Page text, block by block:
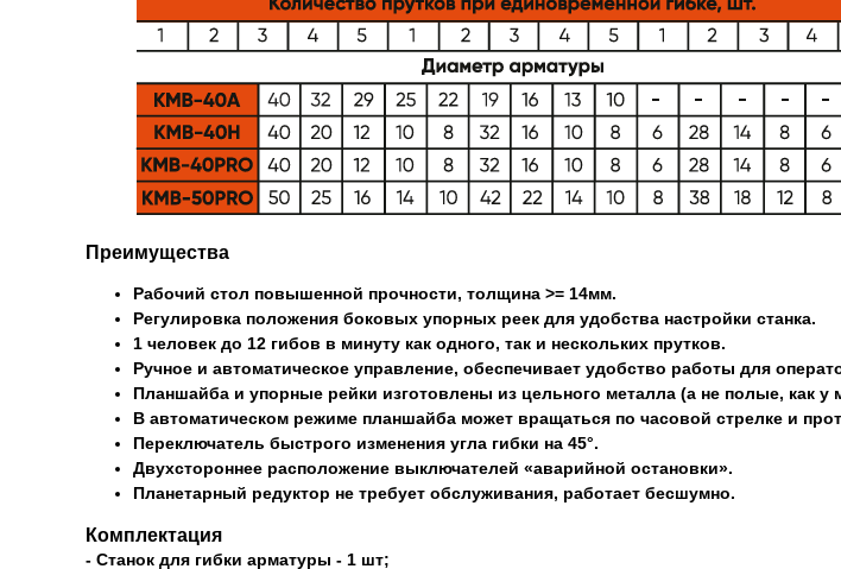
Преимущества
Рабочий стол повышенной прочности, толщина >= 14мм.
Регулировка положения боковых упорных реек для удобства настройки станка.
1 человек до 12 гибов в минуту как одного, так и нескольких прутков.
Ручное и автоматическое управление, обеспечивает удобство работы для
Планшайба и упорные рейки изготовлены из цельного металла (а не полые, как у
В автоматическом режиме планшайба может вращаться по часовой стрелке и
Переключатель быстрого изменения угла гибки на 45°.
Двухстороннее расположение выключателей «аварийной остановки».
Планетарный редуктор не требует обслуживания, работает бесшумно.
Комплектация
- Станок для гибки арматуры - 1 шт;